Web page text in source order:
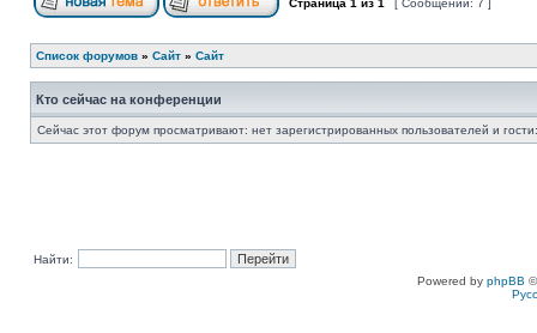
Страница 1 из 1 [ Сообщений: 7 ]
Список форумов » Сайт » Сайт
Кто сейчас на конференции
Сейчас этот форум просматривают: нет зарегистрированных пользователей и
Найти:
Powered by phpBB